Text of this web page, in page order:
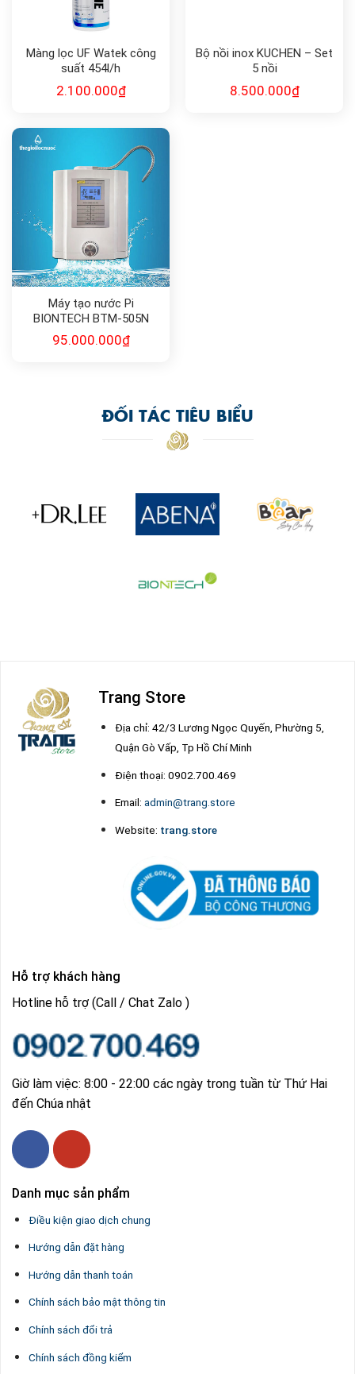
Màng lọc UF Watek công
suất 454l/h
2.100.000₫
Bộ nồi inox KUCHEN – Set
5 nồi
8.500.000₫
Máy tạo nước Pi
BIONTECH BTM-505N
95.000.000₫
ĐỐI TÁC TIÊU BIỂU
Trang Store
Địa chỉ: 42/3 Lương Ngọc Quyến, Phường 5,
Quận Gò Vấp, Tp Hồ Chí Minh
Điện thoại: 0902.700.469
Email:admin@trang.store
Website: trang.store
Hỗ trợ khách hàng
Hotline hỗ trợ (Call / Chat Zalo )
Giờ làm việc: 8:00 - 22:00 các ngày trong tuần từ Thứ Hai
đến Chúa nhật
Danh mục sản phẩm
Điều kiện giao dịch chung
Hướng dẫn đặt hàng
Hướng dẫn thanh toán
Chính sách bảo mật thông tin
Chính sách đổi trả
Chính sách đồng kiểm